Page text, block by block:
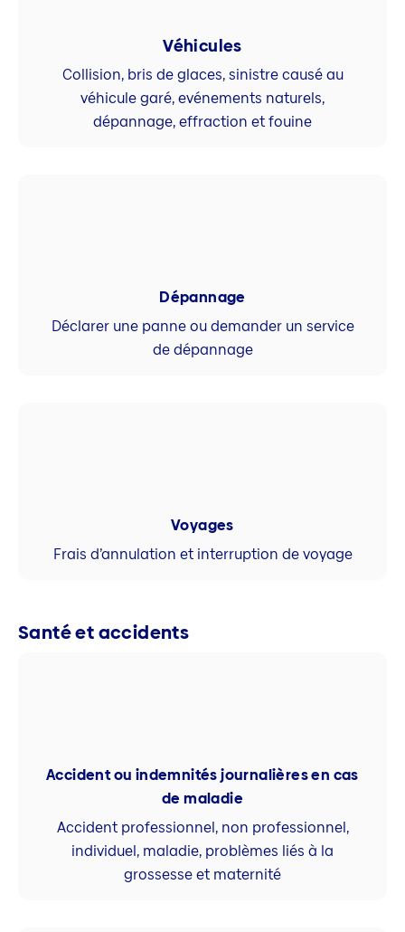
Véhicules
Collision, bris de glaces, sinistre causé au
véhicule garé, evénements naturels,
dépannage, effraction et fouine
Dépannage
Déclarer une panne ou demander un service
de dépannage
Voyages
Frais d’annulation et interruption de voyage
Santé et accidents
Accident ou indemnités journalières en cas
de maladie
Accident professionnel, non professionnel,
individuel, maladie, problèmes liés à la
grossesse et maternité